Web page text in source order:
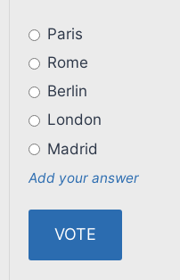
Paris
Rome
Berlin
London
Madrid
Add your answer